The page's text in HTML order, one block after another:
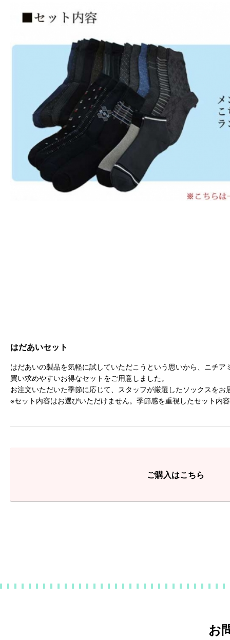
はだあいセット
はだあいの製品を気軽に試していただこうという思いから、ニチ
買い求めやすいお得なセットをご用意しました。
お注文いただいた季節に応じて、スタッフが厳選したソックスをお
※セット内容はお選びいただけません。季節感を重視したセット内
ご購入はこちら
お